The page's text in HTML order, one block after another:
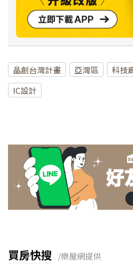
晶創台灣計畫 亞灣區 科技
IC設計
買房快搜 /樂屋網提供